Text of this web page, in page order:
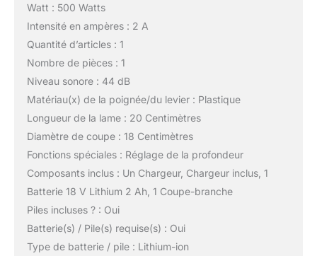
Watt : 500 Watts
Intensité en ampères : 2 A
Quantité d’articles : 1
Nombre de pièces : 1
Niveau sonore : 44 dB
Matériau(x) de la poignée/du levier : Plastique
Longueur de la lame : 20 Centimètres
Diamètre de coupe : 18 Centimètres
Fonctions spéciales : Réglage de la profondeur
Composants inclus : Un Chargeur, Chargeur inclus, 1
Batterie 18 V Lithium 2 Ah, 1 Coupe-branche
Piles incluses ? : Oui
Batterie(s) / Pile(s) requise(s) : Oui
Type de batterie / pile : Lithium-ion